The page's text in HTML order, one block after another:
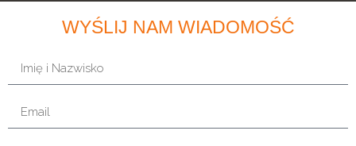
WYŚLIJ NAM WIADOMOŚĆ